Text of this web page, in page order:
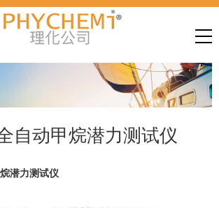
⾃动甲烷潜⼒测试仪
潜⼒测试仪